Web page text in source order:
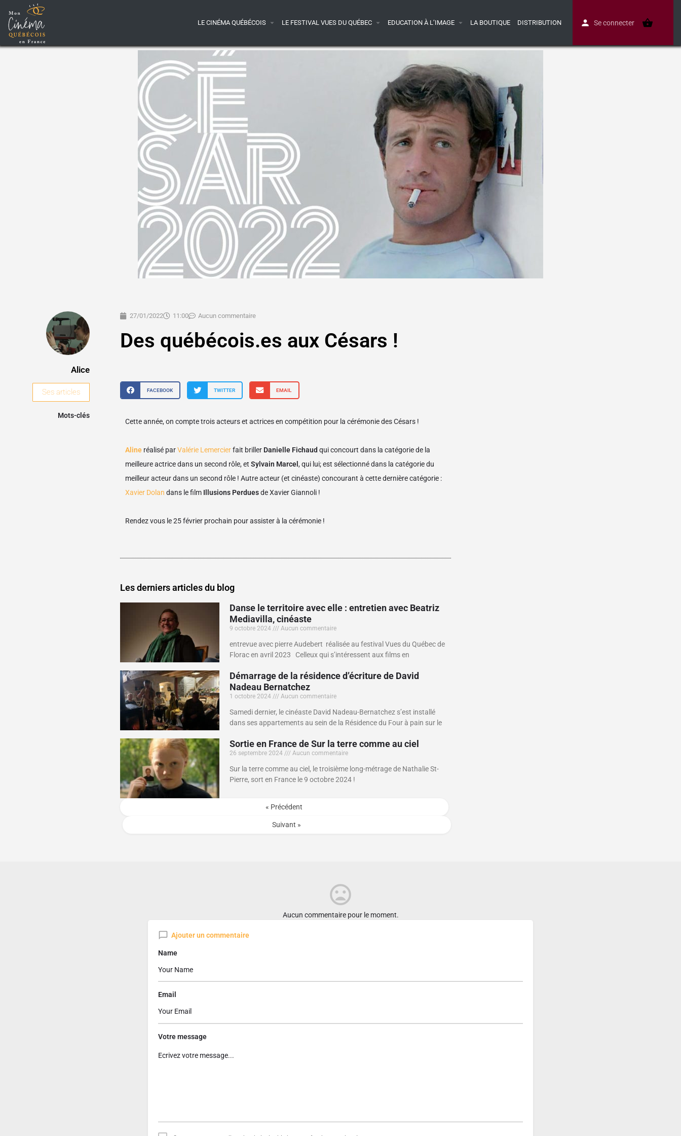
LE CINÉMA QUÉBÉCOIS LE FESTIVAL VUES DU QUÉBEC EDUCATION À L’IMAGE LA BOUTIQUE DISTRIBUTION Se connecter
Alice
Ses articles
Mots-clés
27/01/2022 11:00 Aucun commentaire
Des québécois.es aux Césars !
FACEBOOK TWITTER EMAIL
Cette année, on compte trois acteurs et actrices en compétition pour la cérémonie des Césars !
Aline réalisé parValérie Lemercierfait briller Danielle Fichaud qui concourt dans la catégorie de la
meilleure actrice dans un second rôle, et Sylvain Marcel , qui lui; est sélectionné dans la catégorie du
meilleur acteur dans un second rôle ! Autre acteur (et cinéaste) concourant à cette dernière catégorie :
Xavier Dolan dans le film Illusions Perduesde Xavier Giannoli !
Rendez vous le 25 février prochain pour assister à la cérémonie !
Les derniers articles du blog
Danse le territoire avec elle : entretien avec Beatriz
Mediavilla, cinéaste
9 octobre 2024 Aucun commentaire
entrevue avec pierre Audebert réalisée au festival Vues du Québec de
Florac en avril 2023 Celleux qui s’intéressent aux films en
Démarrage de la résidence d’écriture de David
Nadeau Bernatchez
1 octobre 2024 Aucun commentaire
Samedi dernier, le cinéaste David Nadeau-Bernatchez s’est installé
dans ses appartements au sein de la Résidence du Four à pain sur le
Sortie en France de Sur la terre comme au ciel
26 septembre 2024 Aucun commentaire
Sur la terre comme au ciel, le troisième long-métrage de Nathalie St-
Pierre, sort en France le 9 octobre 2024 !
« Précédent
Suivant »
Aucun commentaire pour le moment.
Ajouter un commentaire
Name
Email
Votre message